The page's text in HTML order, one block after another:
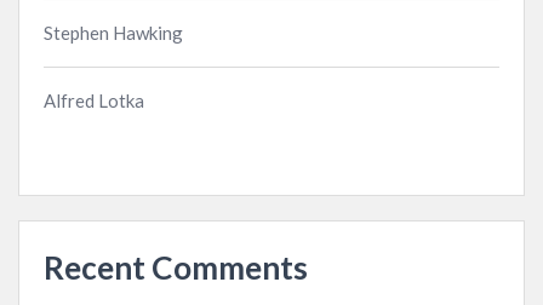
Stephen Hawking
Alfred Lotka
Recent Comments